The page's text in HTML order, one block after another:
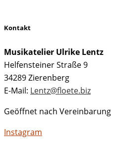
Kontakt
Musikatelier Ulrike Lentz
Helfensteiner Straße 9
34289 Zierenberg
E-Mail: Lentz@floete.biz
Geöffnet nach Vereinbarung
Instagram